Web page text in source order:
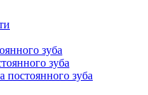
зуба
зуба
постоянного зуба